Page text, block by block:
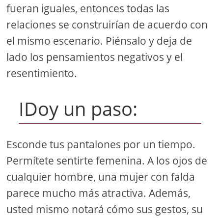
fueran iguales, entonces todas las
relaciones se construirían de acuerdo con
el mismo escenario. Piénsalo y deja de
lado los pensamientos negativos y el
resentimiento.
IDoy un paso:
Esconde tus pantalones por un tiempo.
Permítete sentirte femenina. A los ojos de
cualquier hombre, una mujer con falda
parece mucho más atractiva. Además,
usted mismo notará cómo sus gestos, su